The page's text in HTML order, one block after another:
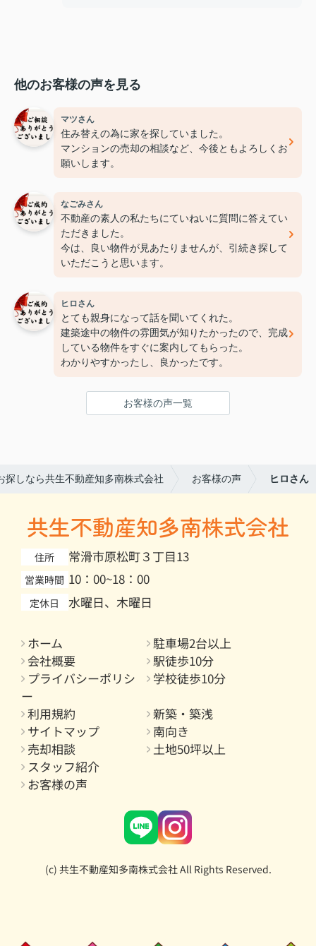
他のお客様の声を見る
マツさん
住み替えの為に家を探していました。
マンションの売却の相談など、今後ともよろしくお
願いします。
なごみさん
不動産の素人の私たちにていねいに質問に答えてい
ただきました。
今は、良い物件が見あたりませんが、引続き探して
いただこうと思います。
ヒロさん
とても親身になって話を聞いてくれた。
建築途中の物件の雰囲気が知りたかったので、完成
している物件をすぐに案内してもらった。
わかりやすかったし、良かったです。
お客様の声一覧
探しなら共生不動産知多南株式会社 お客様の声 ヒロさん
共生不動産知多南株式会社
住所 常滑市原松町３丁目13
営業時間 10：00~18：00
定休日 水曜日、木曜日
ホーム
駐車場2台以上
会社概要
駅徒歩10分
プライバシーポリシ
ー
学校徒歩10分
利用規約
新築・築浅
サイトマップ
南向き
売却相談
土地50坪以上
スタッフ紹介
お客様の声
(c) 共生不動産知多南株式会社 All Rights Reserved.